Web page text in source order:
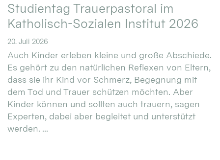
Studientag Trauerpastoral im
Katholisch-Sozialen Institut 2026
20. Juli 2026
Auch Kinder erleben kleine und große Abschiede.
Es gehört zu den natürlichen Reflexen von Eltern,
dass sie ihr Kind vor Schmerz, Begegnung mit
dem Tod und Trauer schützen möchten. Aber
Kinder können und sollten auch trauern, sagen
Experten, dabei aber begleitet und unterstützt
werden. ...